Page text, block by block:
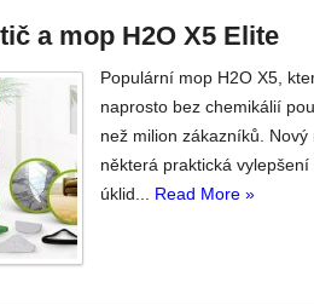
a mop H2O X5 Elite
Populární mop H2O X5,
naprosto bez chemikálií
než milion zákazníků.
některá praktická
úklid... Read More »